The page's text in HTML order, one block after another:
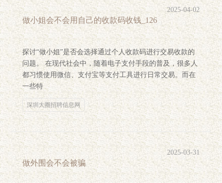
做小姐会不会用自己的收款码收钱_126
2025-04-02
探讨“做小姐”是否会选择通过个人收款码进行交易收款的
问题。 在现代社会中，随着电子支付手段的普及，很多人
都习惯使用微信、支付宝等支付工具进行日常交易。而在
一些特
深圳大圈招聘信息网
做外围会不会被骗
2025-03-31